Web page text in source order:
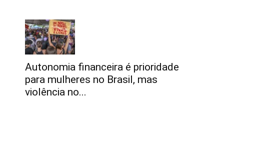
Autonomia financeira é prioridade
para mulheres no Brasil, mas
violência no...